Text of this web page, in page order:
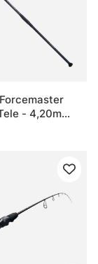
?
- 4,20m
4pc